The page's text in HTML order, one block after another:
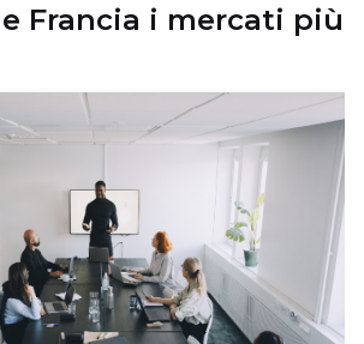
Francia i mercati più